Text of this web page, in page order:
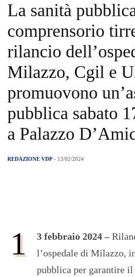
La sanità
comprensorio
rilancio
Milazzo, Cgil e
promuovono
pubblica sabato
a Palazzo
REDAZIONE VDP - 13/02/2024
1 3 febbraio 2024 –
l’ospedale di Milazzo,
pubblica per garantire